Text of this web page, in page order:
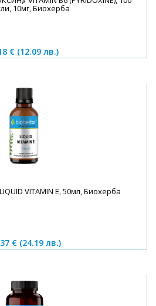
10мг, Биохерба
€ (12.09 лв.)
VITAMIN E, 50мл, Биохерба
€ (24.19 лв.)